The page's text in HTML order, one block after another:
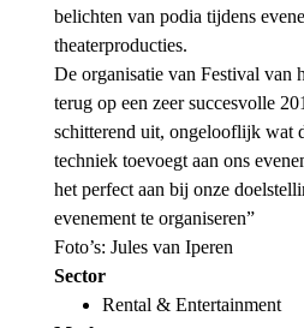
belichten van podia tijdens
theaterproducties.
De organisatie van Festival van
terug op een zeer succesvolle
schitterend uit, ongelooflijk wat
techniek toevoegt aan ons
het perfect aan bij onze
evenement te organiseren”
Foto’s: Jules van Iperen
Sector
Rental & Entertainment